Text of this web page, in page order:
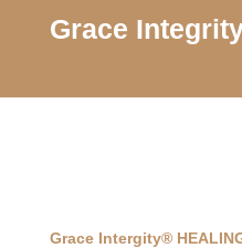
Grace
Grace Intergity®